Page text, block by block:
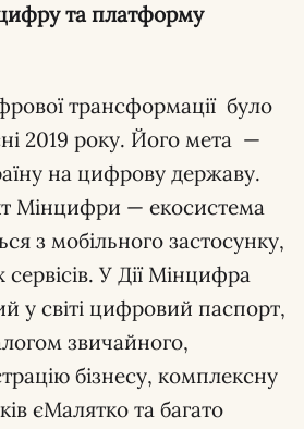
та платформу
трансформації було
2019 року. Його мета —
на цифрову державу.
Мінцифри — екосистема
з мобільного застосунку,
У Дії Мінцифра
у світі цифровий паспорт,
звичайного,
бізнесу, комплексну
єМалятко та багато